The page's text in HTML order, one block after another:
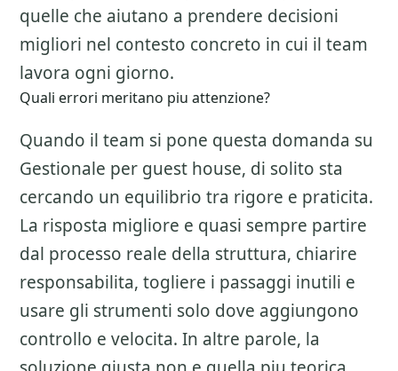
quelle che aiutano a prendere decisioni
migliori nel contesto concreto in cui il team
lavora ogni giorno.
Quali errori meritano piu attenzione?
Quando il team si pone questa domanda su
Gestionale per guest house, di solito sta
cercando un equilibrio tra rigore e praticita.
La risposta migliore e quasi sempre partire
dal processo reale della struttura, chiarire
responsabilita, togliere i passaggi inutili e
usare gli strumenti solo dove aggiungono
controllo e velocita. In altre parole, la